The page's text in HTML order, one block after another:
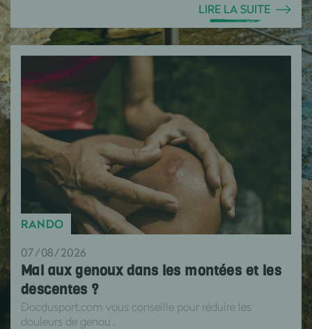
LIRE LA SUITE
RANDO
07/08/2026
Mal aux genoux dans les montées et les
descentes ?
Docdusport.com vous conseille pour réduire les
douleurs de genou .